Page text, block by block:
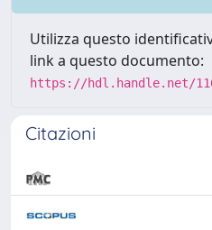
Utilizza questo
link a questo documento:
https://hdl.handle.net/
Citazioni